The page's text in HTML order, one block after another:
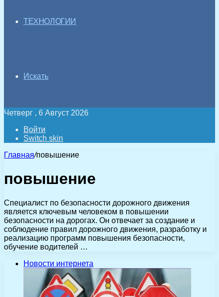
ТЕХНОЛОГИИ
Искать
Четверг , 6 Август 2026
Войти
Switch skin
Главная/повышение
повышение
Специалист по безопасности дорожного движения
является ключевым человеком в повышении
безопасности на дорогах. Он отвечает за создание и
соблюдение правил дорожного движения, разработку и
реализацию программ повышения безопасности,
обучение водителей …
Новости интернета